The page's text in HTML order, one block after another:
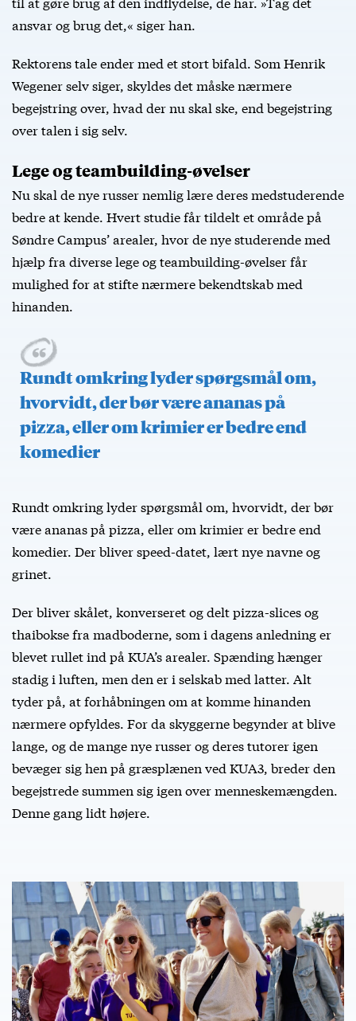
ansvar og brug det,« siger han.
Rektorens tale ender med et stort bifald. Som Henrik
Wegener selv siger, skyldes det måske nærmere
begejstring over, hvad der nu skal ske, end begejstring
over talen i sig selv.
Lege og teambuilding-øvelser
Nu skal de nye russer nemlig lære deres medstuderende
bedre at kende. Hvert studie får tildelt et område på
Søndre Campus’ arealer, hvor de nye studerende med
hjælp fra diverse lege og teambuilding-øvelser får
mulighed for at stifte nærmere bekendtskab med
hinanden.
Rundt omkring lyder spørgsmål om,
hvorvidt, der bør være ananas på
pizza, eller om krimier er bedre end
komedier
Rundt omkring lyder spørgsmål om, hvorvidt, der bør
være ananas på pizza, eller om krimier er bedre end
komedier. Der bliver speed-datet, lært nye navne og
grinet.
Der bliver skålet, konverseret og delt pizza-slices og
thaibokse fra madboderne, som i dagens anledning er
blevet rullet ind på KUA’s arealer. Spænding hænger
stadig i luften, men den er i selskab med latter. Alt
tyder på, at forhåbningen om at komme hinanden
nærmere opfyldes. For da skyggerne begynder at blive
lange, og de mange nye russer og deres tutorer igen
bevæger sig hen på græsplænen ved KUA3, breder den
begejstrede summen sig igen over menneskemængden.
Denne gang lidt højere.